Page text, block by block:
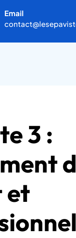
Email
3 :
et